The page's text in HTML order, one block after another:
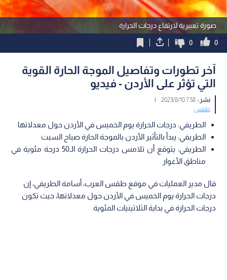
صورة تعبيرية لارتفاع درجات الحرارة
0
0
آخر تطورات وتفاصيل الموجة الحارة القوية
التي تؤثر على الأردن - فيديو
نشر :7:58 2023/8/10
|
طقس
الطريفي: درجات الحرارة يوم الخميس في الأردن حول معدلاتها
الطريفي: يبدأ بالتأثير الأردن بالموجة الحارة صباح السبت
الطريفي: يتوقع أن تلامس درجات الحرارة الـ50 درجة مئوية في
مناطق الأغوار
قال مدير العمليات في موقع طقس العرب، أسامة الطريفي، إن
درجات الحرارة يوم الخميس في الأردن حول معدلاتها، حيث تكون
درجات الحرارة في بداية الثلاثينيات المئوية.